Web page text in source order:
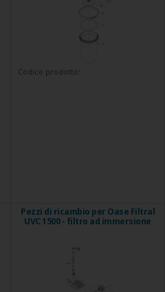
Codice prodotto:
Pezzi di ricambio per Oase Filtral
UVC 1500 - filtro ad immersione